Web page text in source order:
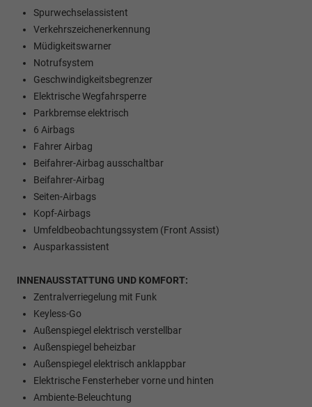
Spurwechselassistent
Verkehrszeichenerkennung
Müdigkeitswarner
Notrufsystem
Geschwindigkeitsbegrenzer
Elektrische Wegfahrsperre
Parkbremse elektrisch
6 Airbags
Fahrer Airbag
Beifahrer-Airbag ausschaltbar
Beifahrer-Airbag
Seiten-Airbags
Kopf-Airbags
Umfeldbeobachtungssystem (Front Assist)
Ausparkassistent
INNENAUSSTATTUNG UND KOMFORT:
Zentralverriegelung mit Funk
Keyless-Go
Außenspiegel elektrisch verstellbar
Außenspiegel beheizbar
Außenspiegel elektrisch anklappbar
Elektrische Fensterheber vorne und hinten
Ambiente-Beleuchtung